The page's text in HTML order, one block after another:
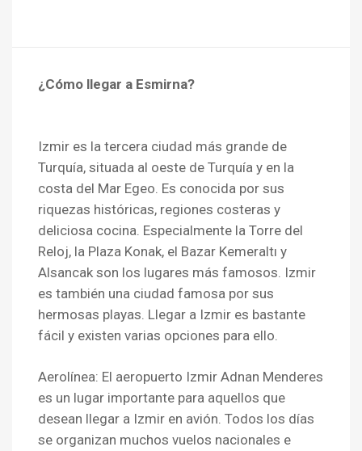
¿Cómo llegar a Esmirna?
Izmir es la tercera ciudad más grande de
Turquía, situada al oeste de Turquía y en la
costa del Mar Egeo. Es conocida por sus
riquezas históricas, regiones costeras y
deliciosa cocina. Especialmente la Torre del
Reloj, la Plaza Konak, el Bazar Kemeraltı y
Alsancak son los lugares más famosos. Izmir
es también una ciudad famosa por sus
hermosas playas. Llegar a Izmir es bastante
fácil y existen varias opciones para ello.
Aerolínea: El aeropuerto Izmir Adnan Menderes
es un lugar importante para aquellos que
desean llegar a Izmir en avión. Todos los días
se organizan muchos vuelos nacionales e